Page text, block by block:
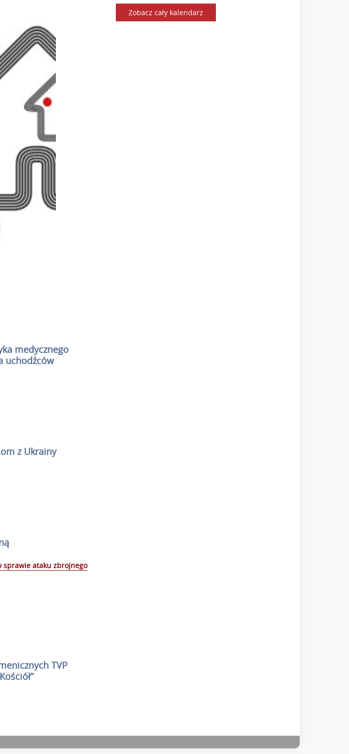
medycznego
uchodźców
z Ukrainy
sprawie ataku zbrojnego
TVP
Zobacz cały kalendarz